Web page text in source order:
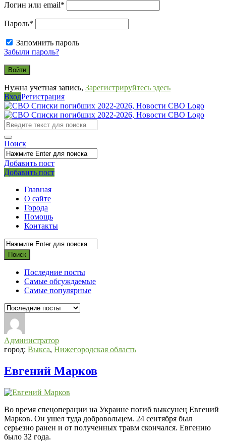
Логин или email*
Пароль*
Запомнить пароль
Забыли пароль?
Нужна учетная запись, Зарегистрируйтесь здесь
ВходРегистрация
СВО
Списки
погибших
2022-
2026,
Новости
СВО
Поиск
Добавить пост
Мобильное
меню
Выйти
Добавить пост
Главная
О сайте
Города
Помощь
Контакты
Последние посты
Самые обсуждаемые
Самые популярные
Администратор
город: Выкса, Нижегородская область
Евгений Марков
Во время спецоперации на Украине погиб выксунец Евгений
Марков. Он ушел туда добровольцем. 24 сентября был
серьезно ранен и от полученных травм скончался. Евгению
было 32 года.